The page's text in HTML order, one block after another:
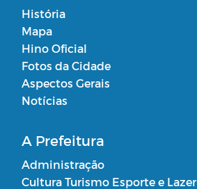
História
Mapa
Hino Oficial
Fotos da Cidade
Aspectos Gerais
Notícias
A Prefeitura
Administração
Cultura Turismo Esporte e Lazer